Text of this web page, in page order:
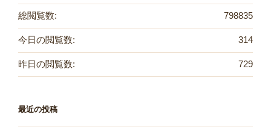
798835
総閲覧数:
314
今日の閲覧数:
729
昨日の閲覧数:
最近の投稿